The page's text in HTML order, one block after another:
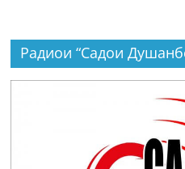
Радиои “Садои